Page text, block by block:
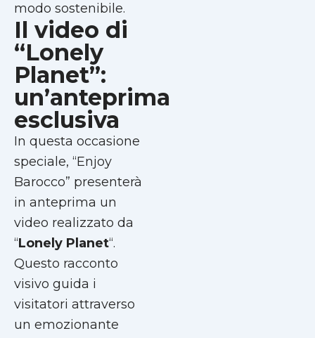
modo sostenibile.
Il video di
“Lonely
Planet”:
un’anteprima
esclusiva
In questa occasione
speciale, “Enjoy
Barocco” presenterà
in anteprima un
video realizzato da
“Lonely Planet“.
Questo racconto
visivo guida i
visitatori attraverso
un emozionante